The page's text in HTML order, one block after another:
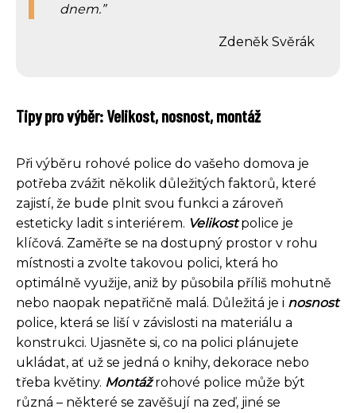
dnem.
Zdeněk Svěrák
Tipy pro výběr: Velikost, nosnost, montáž
Při výběru rohové police do vašeho domova je
potřeba zvážit několik důležitých faktorů, které
zajistí, že bude plnit svou funkci a zároveň
esteticky ladit s interiérem. Velikostpolice je
klíčová. Zaměřte se na dostupný prostor v rohu
místnosti a zvolte takovou polici, která ho
optimálně využije, aniž by působila příliš mohutně
nebo naopak nepatřičně malá. Důležitá je i nosnost
police, která se liší v závislosti na materiálu a
konstrukci. Ujasněte si, co na polici plánujete
ukládat, ať už se jedná o knihy, dekorace nebo
třeba květiny. Montážrohové police může být
různá – některé se zavěšují na zeď, jiné se